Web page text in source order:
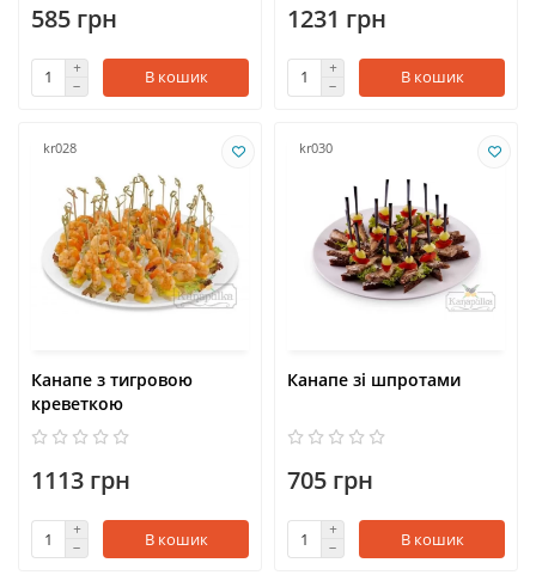
585 грн
В кошик
1231 грн
В кошик
kr028
Канапе з тигровою
креветкою
1113 грн
В кошик
kr030
Канапе зі шпротами
705 грн
В кошик